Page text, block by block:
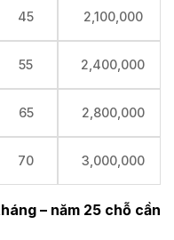
45 2,100,000
55 2,400,000
65 2,800,000
70 3,000,000
– năm 25 chỗ cần